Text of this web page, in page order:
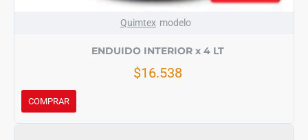
Quimtex modelo
ENDUIDO INTERIOR x 4 LT
$16.538
COMPRAR